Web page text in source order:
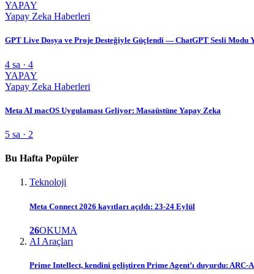
YAPAY
Yapay Zeka Haberleri
GPT Live Dosya ve Proje Desteğiyle Güçlendi — ChatGPT Sesli Modu
4 sa · 4
YAPAY
Yapay Zeka Haberleri
Meta AI macOS Uygulaması Geliyor: Masaüstüne Yapay Zeka
5 sa · 2
Bu Hafta Popüler
Teknoloji
Meta Connect 2026 kayıtları açıldı: 23-24 Eylül
26OKUMA
AI Araçları
Prime Intellect, kendini geliştiren Prime Agent’ı duyurdu: ARC-